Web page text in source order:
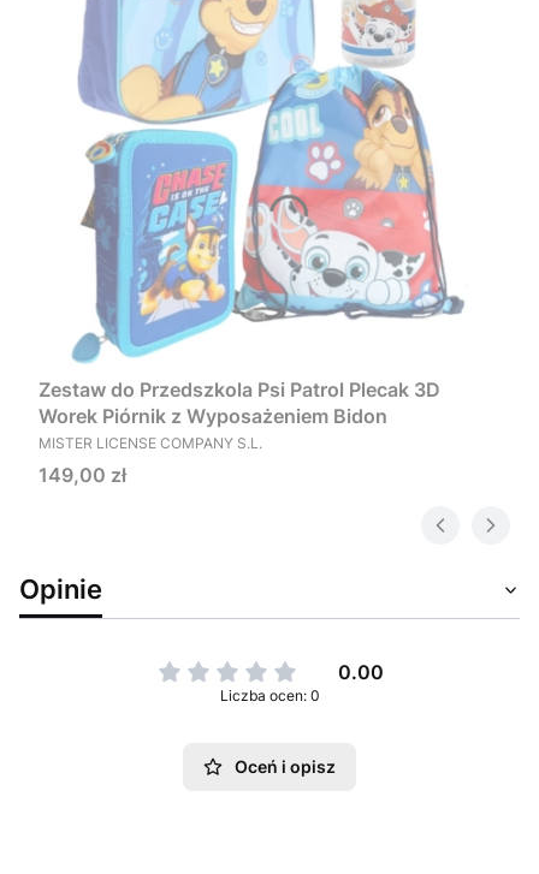
Zestaw do Przedszkola Psi Patrol Plecak 3D
Worek Piórnik z Wyposażeniem Bidon
PRODUCENT
MISTER LICENSE COMPANY S.L.
Cena
149,00 zł
Opinie
0.00
Liczba ocen: 0
Oceń i opisz